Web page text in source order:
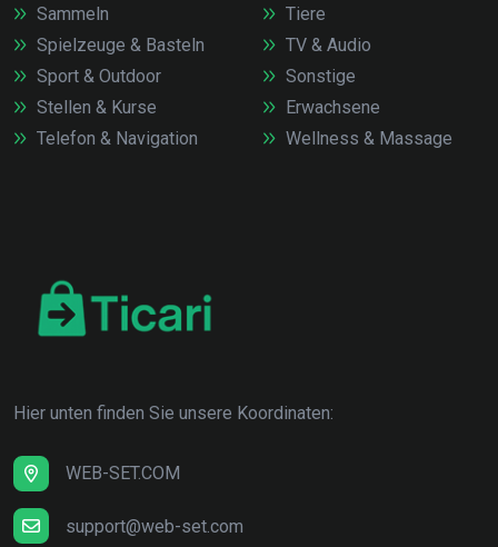
Sammeln
Spielzeuge & Basteln
Sport & Outdoor
Stellen & Kurse
Telefon & Navigation
Tiere
TV & Audio
Sonstige
Erwachsene
Wellness & Massage
Hier unten finden Sie unsere Koordinaten:
WEB-SET.COM
support@web-set.com